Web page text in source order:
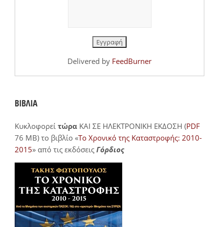
Delivered by FeedBurner
ΒΙΒΛΙΑ
Κυκλοφορεί τώρα ΚΑΙ ΣΕ ΗΛΕΚΤΡΟΝΙΚΗ ΕΚΔΟΣΗ (PDF
76 MB) το βιβλίο «Το Χρονικό της Καταστροφής: 2010-
2015» από τις εκδόσεις Γόρδιος